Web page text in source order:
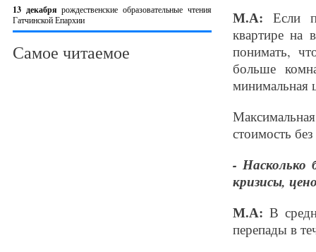
13 декабрярождественские образовательные чтения
Гатчинской Епархии
Самое читаемое
М.А: Если
квартире на
понимать,
больше
минимальная
стоимость
- Насколько
кризисы,
М.А: В
перепады в